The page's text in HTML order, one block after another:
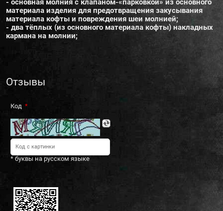
- основная молния с клапаном-«парковкой» из основного
материала изделия для предотвращения закусывания
материала кофты и повреждения шеи молнией;
- два тёплых (из основного материала кофты) накладных
кармана на молнии;
Отзывы
Код
* буквы на русском языке